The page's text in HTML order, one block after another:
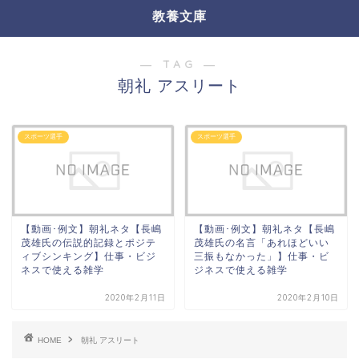
教養文庫
― TAG ―
朝礼 アスリート
スポーツ選手
【動画･例文】朝礼ネタ【長嶋
茂雄氏の伝説的記録とポジテ
ィブシンキング】仕事・ビジ
ネスで使える雑学
2020年2月11日
スポーツ選手
【動画･例文】朝礼ネタ【長嶋
茂雄氏の名言「あれほどいい
三振もなかった」】仕事・ビ
ジネスで使える雑学
2020年2月10日
HOME 朝礼 アスリート